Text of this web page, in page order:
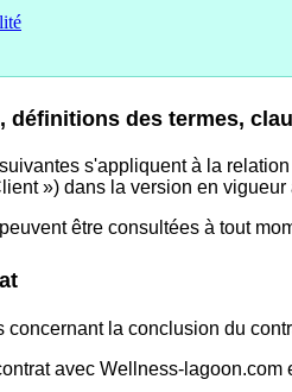
définitions des termes,
s'appliquent à la
») dans la version en
être consultées à tout
concernant la conclusion du
avec Wellness-lagoon.com